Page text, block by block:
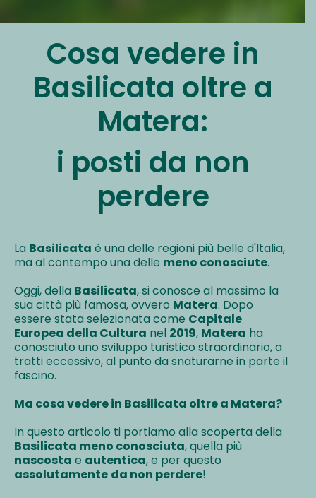
Cosa vedere in
Basilicata oltre a
Matera:
i posti da non
perdere
La Basilicata è una delle regioni più belle d'Italia,
ma al contempo una delle meno conosciute.
Oggi, della Basilicata, si conosce al massimo la
sua città più famosa, ovvero Matera. Dopo
essere stata selezionata come Capitale
Europea della Cultura nel 2019, Matera ha
conosciuto uno sviluppo turistico straordinario, a
tratti eccessivo, al punto da snaturarne in parte il
fascino.
Ma cosa vedere in Basilicata oltre a Matera?
In questo articolo ti portiamo alla scoperta della
Basilicata meno conosciuta, quella più
nascosta e autentica, e per questo
assolutamente da non perdere!